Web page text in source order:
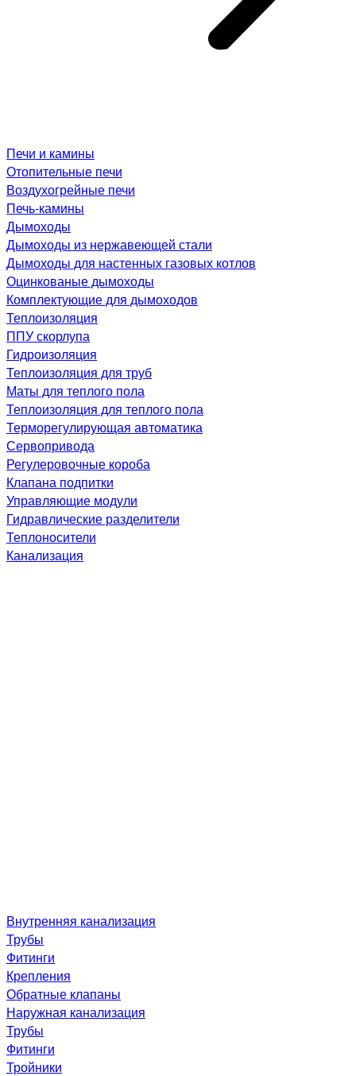
Печи и камины
Отопительные печи
Воздухогрейные печи
Печь-камины
Дымоходы
Дымоходы из нержавеющей стали
Дымоходы для настенных газовых котлов
Оцинкованые дымоходы
Комплектующие для дымоходов
Теплоизоляция
ППУ скорлупа
Гидроизоляция
Теплоизоляция для труб
Маты для теплого пола
Теплоизоляция для теплого пола
Терморегулирующая автоматика
Сервопривода
Регулеровочные короба
Клапана подпитки
Управляющие модули
Гидравлические разделители
Теплоносители
Канализация
Внутренняя канализация
Трубы
Фитинги
Крепления
Обратные клапаны
Наружная канализация
Трубы
Фитинги
Тройники